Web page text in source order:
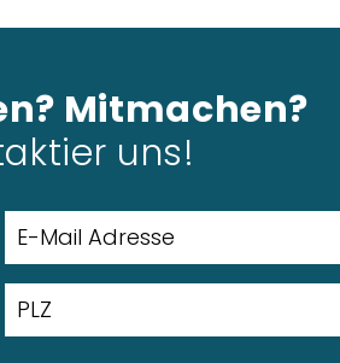
Mitmachen?
uns!